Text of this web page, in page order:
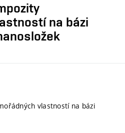
na bázi
vlastností na bázi